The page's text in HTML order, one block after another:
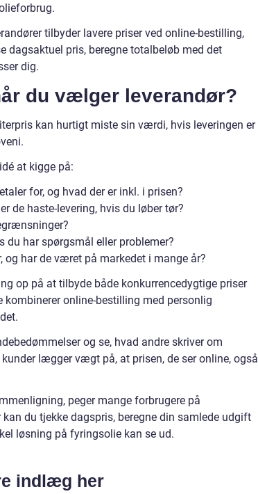
tilbyder lavere priser ved online-bestilling,
dagsaktuel pris, beregne totalbeløb med det
dig.
du vælger leverandør?
kan hurtigt miste sin værdi, hvis leveringen er
at kigge på:
for, og hvad der er inkl. i prisen?
de haste-levering, hvis du løber tør?
du har spørgsmål eller problemer?
og har de været på markedet i mange år?
op på at tilbyde både konkurrencedygtige priser
online-bestilling med personlig
og se, hvad andre skriver om
lægger vægt på, at prisen, de ser online, også
peger mange forbrugere på
du tjekke dagspris, beregne din samlede udgift
løsning på fyringsolie kan se ud.
indlæg her